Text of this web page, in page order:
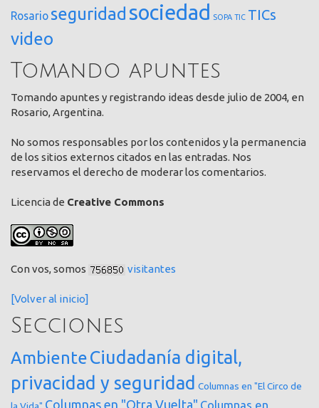
Rosario seguridad sociedad SOPA TIC TICs
video
Tomando apuntes
Tomando apuntes y registrando ideas desde julio de 2004, en
Rosario, Argentina.
No somos responsables por los contenidos y la permanencia
de los sitios externos citados en las entradas. Nos
reservamos el derecho de moderar los comentarios.
Licencia de Creative Commons
Con vos, somos visitantes
[Volver al inicio]
Secciones
AmbienteCiudadanía digital,
privacidad y seguridad Columnas en "El Circo de
Columnas en "Otra Vuelta" Columnas en